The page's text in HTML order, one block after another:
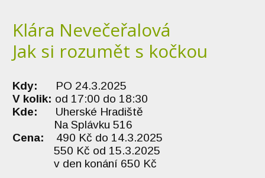
Klára Nevečeřalová
Jak si rozumět s kočkou
Kdy: PO 24.3.2025
V kolik: od 17:00 do 18:30
Kde:
Uherské Hradiště
Na Splávku 516
Cena: 490 Kč do 14.3.2025
550 Kč od 15.3.2025
v den konání 650 Kč